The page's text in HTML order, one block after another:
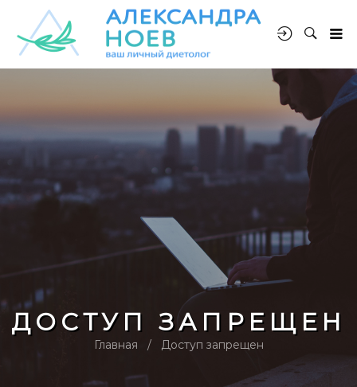
ДОСТУП ЗАПРЕЩЕН
Главная Доступ запрещен